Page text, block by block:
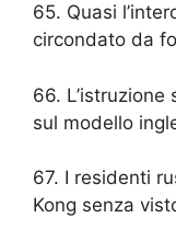
65. Quasi
circondato da
66.
sul modello
67. I residenti
Kong senza